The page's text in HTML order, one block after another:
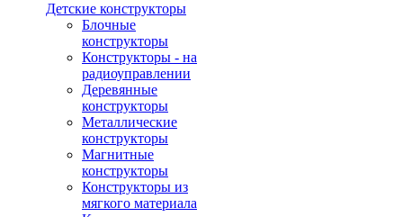
Детские конструкторы
Блочные
конструкторы
Конструкторы - на
радиоуправлении
Деревянные
конструкторы
Металлические
конструкторы
Магнитные
конструкторы
Конструкторы из
мягкого материала